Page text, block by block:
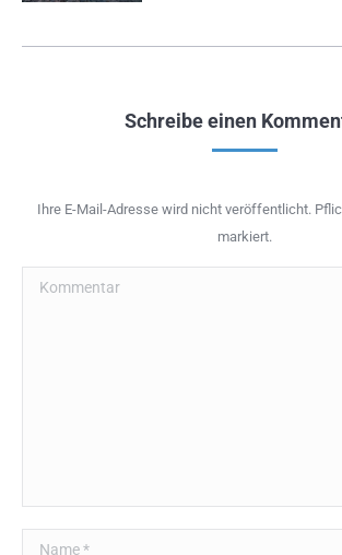
Schreibe einen
Ihre E-Mail-Adresse wird nicht veröffentlicht.
markiert.
Kommentar
Name *